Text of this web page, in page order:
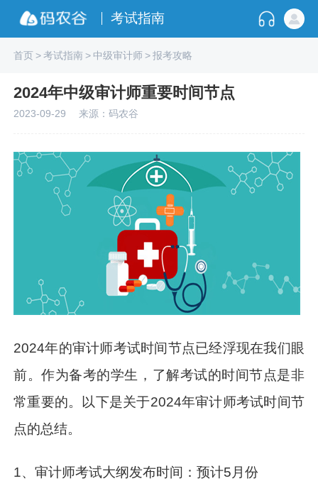
考试指南
首页>考试指南> 中级审计师>报考攻略
2024年中级审计师重要时间节点
2023-09-29 来源：码农谷
2024年的审计师考试时间节点已经浮现在我们眼
前。作为备考的学生，了解考试的时间节点是非
常重要的。以下是关于2024年审计师考试时间节
点的总结。
1、审计师考试大纲发布时间：预计5月份